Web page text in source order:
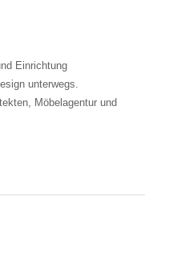
Einrichtung
unterwegs.
Möbelagentur und